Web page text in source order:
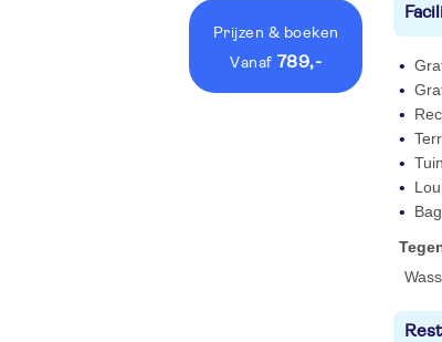
Prijzen & boeken
vanaf 789,-
Tuin